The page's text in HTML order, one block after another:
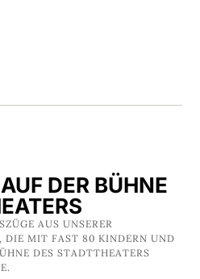
DER BÜHNE
AUS UNSERER
DIE MIT FAST 80 KINDERN UND
DES STADTTHEATERS